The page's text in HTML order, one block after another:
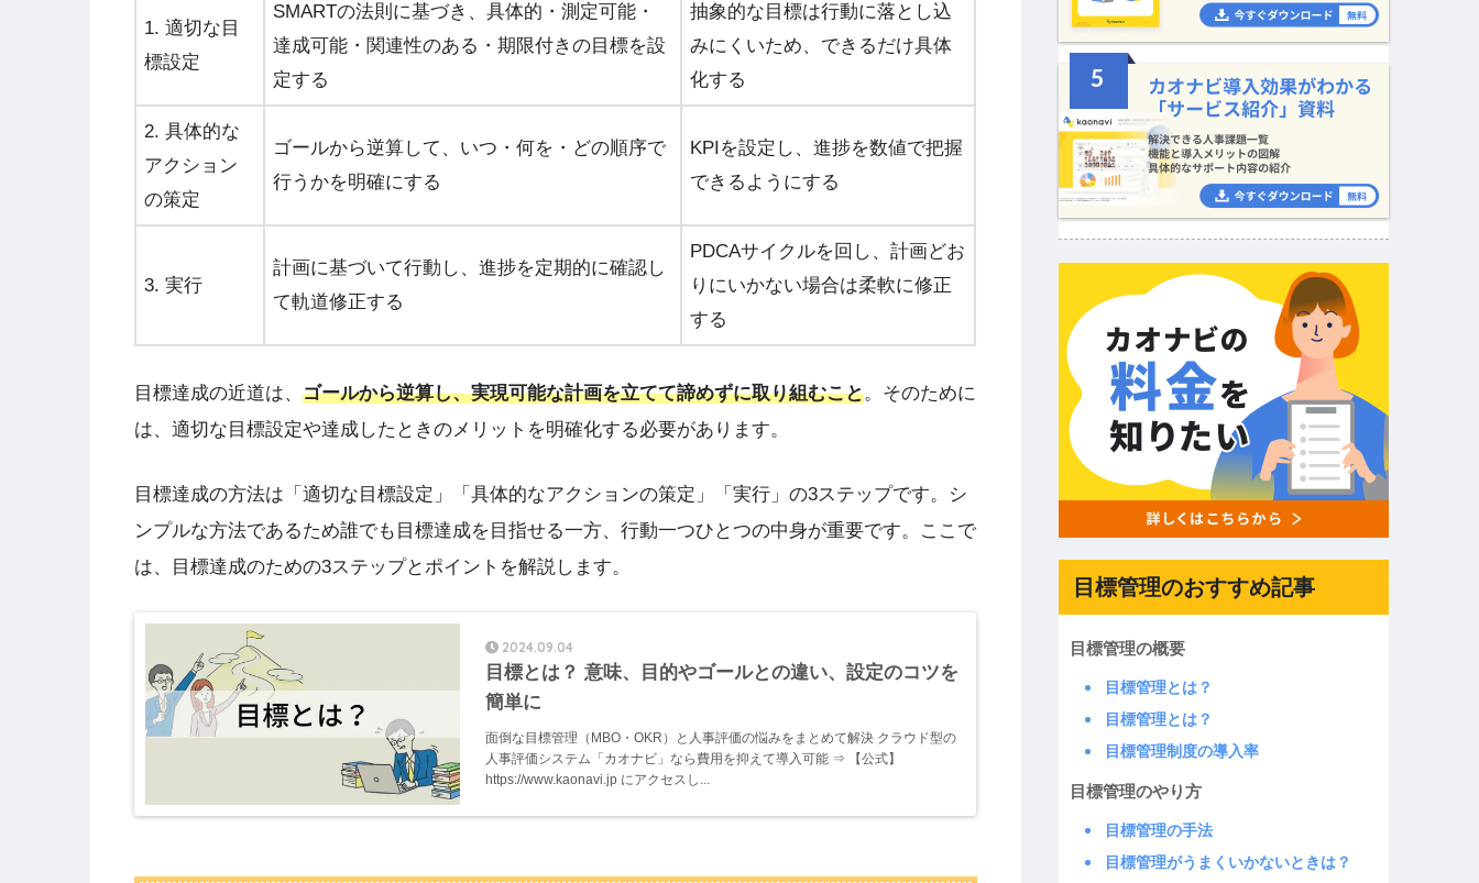
1. 適切な目
標設定
SMARTの法則に基づき、具体的・測定可能・
達成可能・関連性のある・期限付きの目標を設
定する
抽象的な目標は行動に落とし込
みにくいため、できるだけ具体
化する
2. 具体的な
アクション
の策定
ゴールから逆算して、いつ・何を・どの順序で
行うかを明確にする
KPIを設定し、進捗を数値で把握
できるようにする
3. 実行
計画に基づいて行動し、進捗を定期的に確認し
て軌道修正する
PDCAサイクルを回し、計画どお
りにいかない場合は柔軟に修正
する
目標達成の近道は、 ゴールから逆算し、実現可能な計画を立てて諦めずに取り組むこと。そのために
は、適切な目標設定や達成したときのメリットを明確化する必要があります。
目標達成の方法は「適切な目標設定」「具体的なアクションの策定」「実行」の3ステップです。シ
ンプルな方法であるため誰でも目標達成を目指せる一方、行動一つひとつの中身が重要です。ここで
は、目標達成のための3ステップとポイントを解説します。
2024.09.04
目標とは？ 意味、目的やゴールとの違い、設定のコツを
簡単に
面倒な目標管理（MBO・OKR）と人事評価の悩みをまとめて解決 クラウド型の
人事評価システム「カオナビ」なら費用を抑えて導入可能 ⇒ 【公式】
https://www.kaonavi.jp にアクセスし...
目標管理のおすすめ記事
目標管理の概要
目標管理とは？
目標管理とは？
目標管理制度の導入率
目標管理のやり方
目標管理の手法
目標管理がうまくいかないときは？